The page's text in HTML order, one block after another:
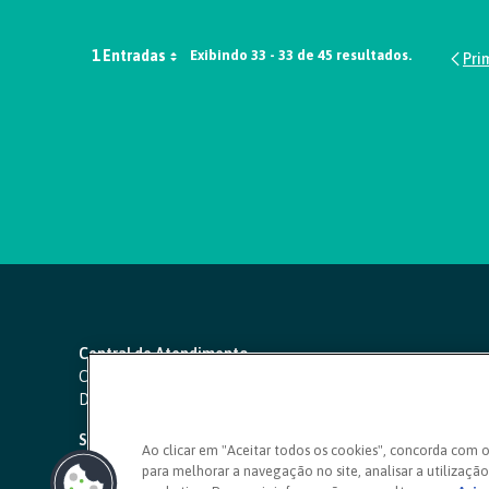
1 Entradas Exibindo 33 - 33 de 45 resultados.
Central de Atendimento
Capitais e regiões metropolitanas:
Demais localidades:
SAC 24 horas
Ouvidoria
Ao clicar em "Aceitar todos os cookies", concorda com
para melhorar a navegação no site, analisar a